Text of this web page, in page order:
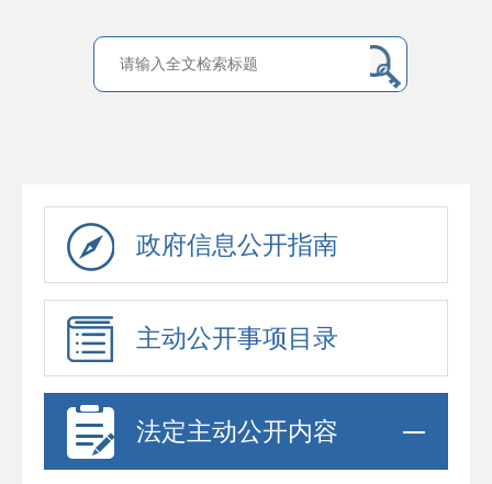
政府信息公开指南
主动公开事项目录
法定主动公开内容